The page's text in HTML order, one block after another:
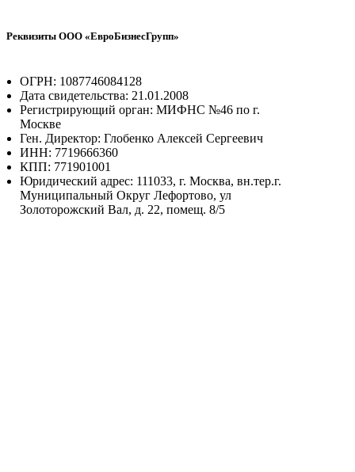
Реквизиты ООО «ЕвроБизнесГрупп»
ОГРН: 1087746084128
Дата свидетельства: 21.01.2008
Регистрирующий орган: МИФНС №46 по г.
Москве
Ген. Директор: Глобенко Алексей Сергеевич
ИНН: 7719666360
КПП: 771901001
Юридический адрес: 111033, г. Москва, вн.тер.г.
Муниципальный Округ Лефортово, ул
Золоторожский Вал, д. 22, помещ. 8/5